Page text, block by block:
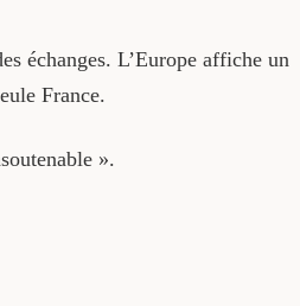
échanges. L’Europe affiche un
France.
».